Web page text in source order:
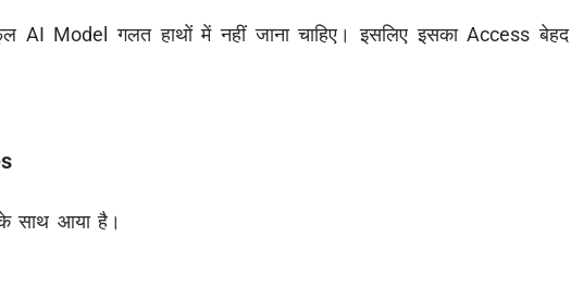
AI Model गलत हाथों में नहीं जाना चाहिए। इसलिए इसका Access बेहद
साथ आया है।